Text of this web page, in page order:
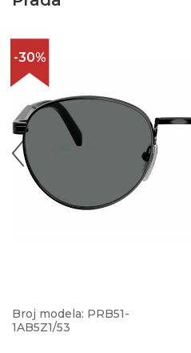
-30%
Broj modela: PRB51-
1AB5Z1/53